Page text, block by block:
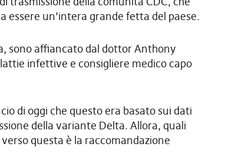
essere un’intera grande fetta del paese.
sono affiancato dal dottor Anthony
infettive e consigliere medico capo
di oggi che questo era basato sui dati
della variante Delta. Allora, quali
questa è la raccomandazione